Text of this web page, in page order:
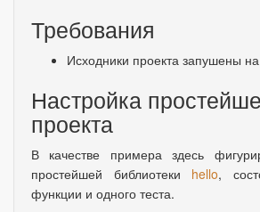
Требования
Исходники проекта запушены
Настройка
проекта
В качестве примера здесь
простейшей библиотеки hello,
функции и одного теста.